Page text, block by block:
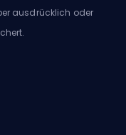
ausdrücklich oder